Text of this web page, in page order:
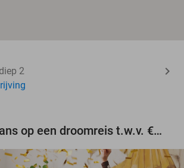
2
Maak gratis kans op een droomreis t.w.v. €3.000!